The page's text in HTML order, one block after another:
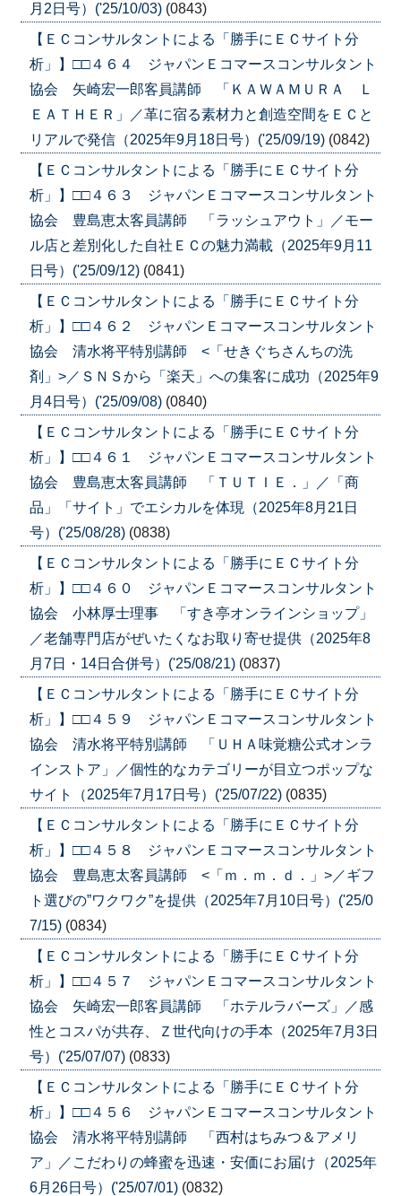
月2日号）('25/10/03) (0843)
【ＥＣコンサルタントによる「勝手にＥＣサイト分
析」】□□４６４ ジャパンＥコマースコンサルタント
協会 矢崎宏一郎客員講師 「ＫＡＷＡＭＵＲＡ Ｌ
ＥＡＴＨＥＲ」／革に宿る素材力と創造空間をＥＣと
リアルで発信（2025年9月18日号）('25/09/19) (0842)
【ＥＣコンサルタントによる「勝手にＥＣサイト分
析」】□□４６３ ジャパンＥコマースコンサルタント
協会 豊島恵太客員講師 「ラッシュアウト」／モー
ル店と差別化した自社ＥＣの魅力満載（2025年9月11
日号）('25/09/12) (0841)
【ＥＣコンサルタントによる「勝手にＥＣサイト分
析」】□□４６２ ジャパンＥコマースコンサルタント
協会 清水将平特別講師 <「せきぐちさんちの洗
剤」>／ＳＮＳから「楽天」への集客に成功（2025年9
月4日号）('25/09/08) (0840)
【ＥＣコンサルタントによる「勝手にＥＣサイト分
析」】□□４６１ ジャパンＥコマースコンサルタント
協会 豊島恵太客員講師 「ＴＵＴＩＥ．」／「商
品」「サイト」でエシカルを体現（2025年8月21日
号）('25/08/28) (0838)
【ＥＣコンサルタントによる「勝手にＥＣサイト分
析」】□□４６０ ジャパンＥコマースコンサルタント
協会 小林厚士理事 「すき亭オンラインショップ」
／老舗専門店がぜいたくなお取り寄せ提供（2025年8
月7日・14日合併号）('25/08/21) (0837)
【ＥＣコンサルタントによる「勝手にＥＣサイト分
析」】□□４５９ ジャパンＥコマースコンサルタント
協会 清水将平特別講師 「ＵＨＡ味覚糖公式オンラ
インストア」／個性的なカテゴリーが目立つポップな
サイト（2025年7月17日号）('25/07/22) (0835)
【ＥＣコンサルタントによる「勝手にＥＣサイト分
析」】□□４５８ ジャパンＥコマースコンサルタント
協会 豊島恵太客員講師 <「ｍ．ｍ．ｄ．」>／ギフ
ト選びの”ワクワク”を提供（2025年7月10日号）('25/0
7/15) (0834)
【ＥＣコンサルタントによる「勝手にＥＣサイト分
析」】□□４５７ ジャパンＥコマースコンサルタント
協会 矢崎宏一郎客員講師 「ホテルラバーズ」／感
性とコスパが共存、Ｚ世代向けの手本（2025年7月3日
号）('25/07/07) (0833)
【ＥＣコンサルタントによる「勝手にＥＣサイト分
析」】□□４５６ ジャパンＥコマースコンサルタント
協会 清水将平特別講師 「西村はちみつ＆アメリ
ア」／こだわりの蜂蜜を迅速・安価にお届け（2025年
6月26日号）('25/07/01) (0832)